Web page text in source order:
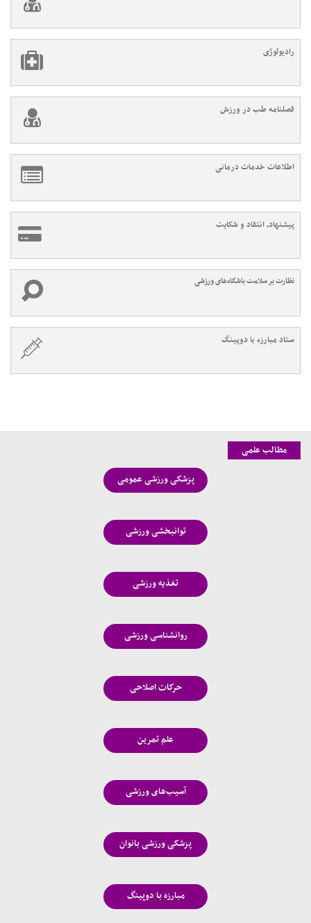
رادیولوژی
فصلنامه طب در ورزش
اطلاعات خدمات درمانی
پیشنهاد، انتقاد و شکایت
نظارت بر سلامت باشگاه‌های ورزشی
ستاد مبارزه با دوپینگ
مطالب علمی
پزشکی ورزشی عمومی
توانبخشی ورزشی
تغذیه ورزشی
روانشناسی ورزشی
حرکات اصلاحی
علم تمرین
آسیب‌های ورزشی
پزشکی ورزشی بانوان
مبارزه با دوپینگ